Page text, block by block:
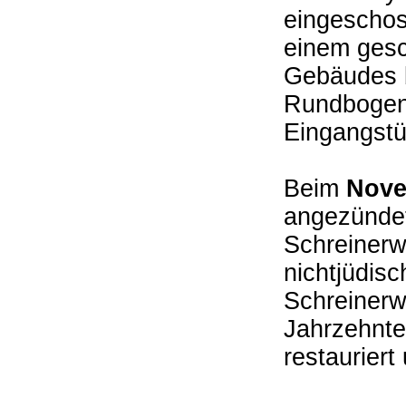
einem
Beim
restauriert